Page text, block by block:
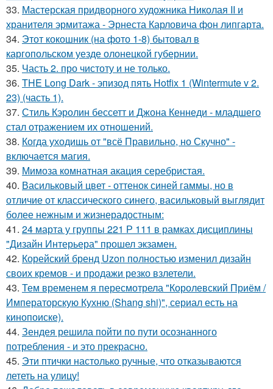
33. Мастерская придворного художника Николая II и
хранителя эрмитажа - Эрнеста Карловича фон липгарта.
34. Этот кокошник (на фото 1-8) бытовал в
каргопольском уезде олонецкой губернии.
35. Часть 2. про чистоту и не только.
36. THE Long Dark - эпизод пять Hotfix 1 (Wintermute v 2.
23) (часть 1).
37. Стиль Кэролин бессетт и Джона Кеннеди - младшего
стал отражением их отношений.
38. Когда уходишь от "всё Правильно, но Скучно" -
включается магия.
39. Мимоза комнатная акация серебристая.
40. Васильковый цвет - оттенок синей гаммы, но в
отличие от классического синего, васильковый выглядит
более нежным и жизнерадостным:
41. 24 марта у группы 221 Р 111 в рамках дисциплины
"Дизайн Интерьера" прошел экзамен.
42. Корейский бренд Uzon полностью изменил дизайн
своих кремов - и продажи резко взлетели.
43. Тем временем я пересмотрела "Королевский Приём /
Императорскую Кухню (Shang shi)", сериал есть на
кинопоиске).
44. Зендея решила пойти по пути осознанного
потребления - и это прекрасно.
45. Эти птички настолько ручные, что отказываются
лететь на улицу!